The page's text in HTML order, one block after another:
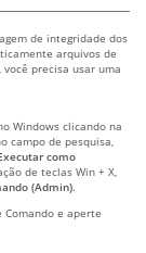
de integridade dos
arquivos de
precisa usar uma
Windows clicando na
campo de pesquisa,
como
de teclas Win + X,
(Admin).
e aperte